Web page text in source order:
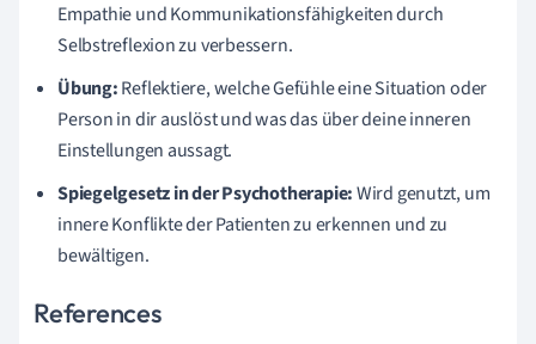
Empathie und Kommunikationsfähigkeiten durch
Selbstreflexion zu verbessern.
Übung:Reflektiere, welche Gefühle eine Situation oder
Person in dir auslöst und was das über deine inneren
Einstellungen aussagt.
Spiegelgesetz in der Psychotherapie:Wird genutzt, um
innere Konflikte der Patienten zu erkennen und zu
bewältigen.
References